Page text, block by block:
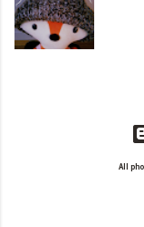
o Drilly Design e
Carol "Magic Days".
leitoras? Claro. Seu
All